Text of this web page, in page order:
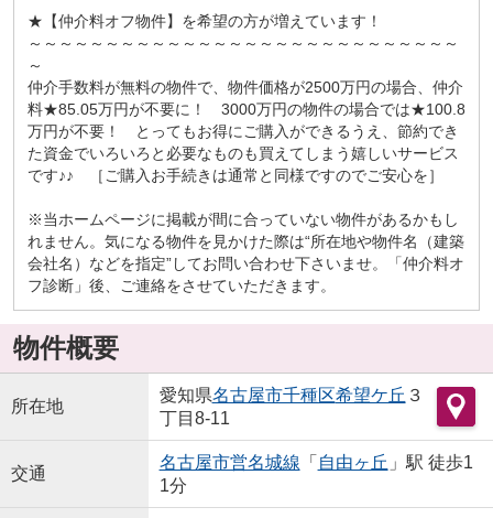
★【仲介料オフ物件】を希望の方が増えています！
～～～～～～～～～～～～～～～～～～～～～～～～～～～～
～
仲介手数料が無料の物件で、物件価格が2500万円の場合、仲介
料★85.05万円が不要に！ 3000万円の物件の場合では★100.8
万円が不要！ とってもお得にご購入ができるうえ、節約でき
た資金でいろいろと必要なものも買えてしまう嬉しいサービス
です♪♪ ［ご購入お手続きは通常と同様ですのでご安心を］
※当ホームページに掲載が間に合っていない物件があるかもし
れません。気になる物件を見かけた際は“所在地や物件名（建築
会社名）などを指定”してお問い合わせ下さいませ。「仲介料オ
フ診断」後、ご連絡をさせていただきます。
物件概要
所在地
愛知県名古屋市千種区希望ケ丘 ３
丁目8-11
交通
名古屋市営名城線 「 自由ヶ丘 」駅 徒歩1
1分